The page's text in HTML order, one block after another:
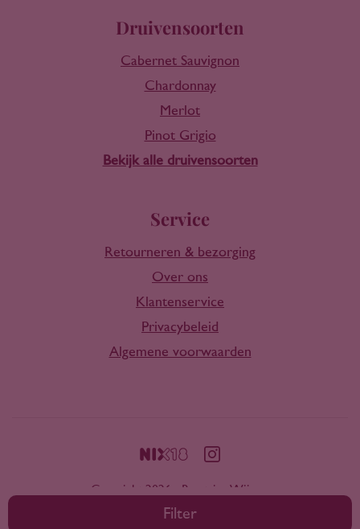
Filter
Druivensoorten
Cabernet Sauvignon
Chardonnay
Merlot
Pinot Grigio
Bekijk alle druivensoorten
Service
Retourneren & bezorging
Over ons
Klantenservice
Privacybeleid
Algemene voorwaarden
Copyright 2026 - Rootring Wijnen